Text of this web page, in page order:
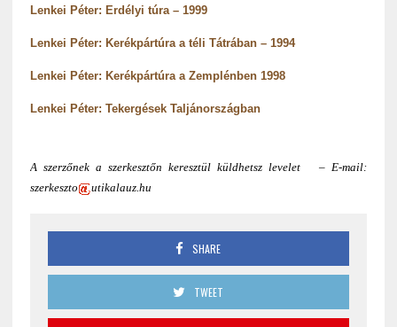
Lenkei Péter: Erdélyi túra – 1999
Lenkei Péter: Kerékpártúra a téli Tátrában – 1994
Lenkei Péter: Kerékpártúra a Zemplénben 1998
Lenkei Péter: Tekergések Taljánországban
A szerzőnek a szerkesztőn keresztül küldhetsz levelet – E-mail:
szerkeszto
utikalauz.hu
SHARE
TWEET